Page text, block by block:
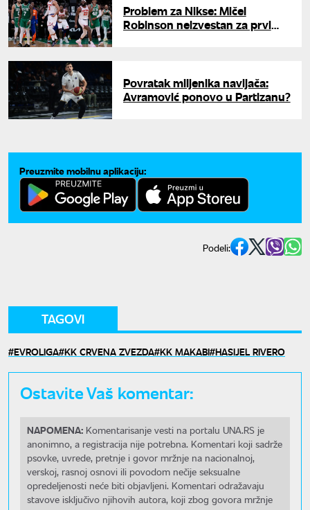
Problem za Nikse: Mičel
Robinson neizvestan za prvi
Povratak miljenika navijača:
Avramović ponovo u Partizanu?
Preuzmite mobilnu aplikaciju:
Podeli:
TAGOVI
EVROLIGA KK CRVENA ZVEZDA KK MAKABI HASIJEL RIVERO
Ostavite Vaš komentar:
NAPOMENA: Komentarisanje vesti na portalu UNA.RS je
anonimno, a registracija nije potrebna. Komentari koji sadrže
psovke, uvrede, pretnje i govor mržnje na nacionalnoj,
verskoj, rasnoj osnovi ili povodom nečije seksualne
opredeljenosti neće biti objavljeni. Komentari odražavaju
stavove isključivo njihovih autora, koji zbog govora mržnje